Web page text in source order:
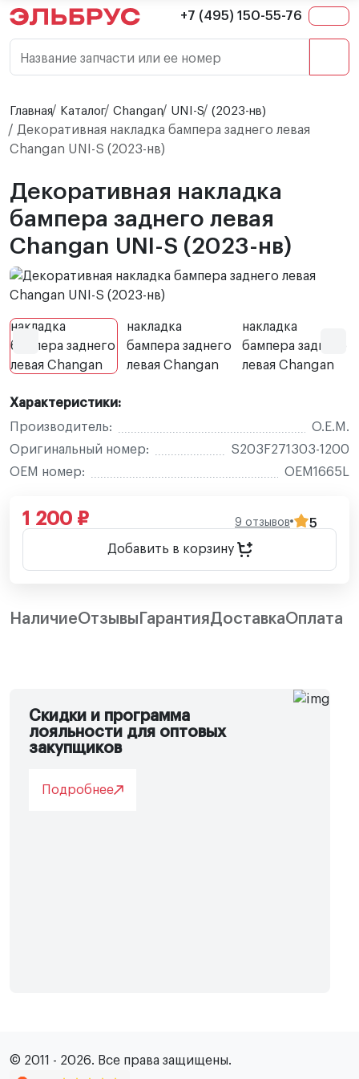
+7 (495) 150-55-76
Название запчасти или ее номер
Главная Каталог Changan UNI-S (2023-нв)
Декоративная накладка бампера заднего левая
Changan UNI-S (2023-нв)
Декоративная накладка
бампера заднего левая
Changan UNI-S (2023-нв)
Характеристики:
Производитель:
O.E.M.
Оригинальный номер:
S203F271303-1200
OEM номер:
OEM1665L
1 200 ₽ 9 отзывов
5
Добавить в корзину
НаличиеОтзывы ГарантияДоставкаОплата
Скидки и программа
лояльности для оптовых
закупщиков
Подробнее
© 2011 - 2026. Все права защищены.